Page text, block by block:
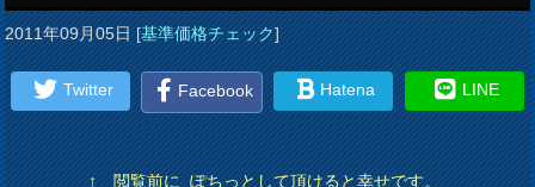
2011年09月05日[基準価格チェック]
Twitter Facebook Hatena LINE
↑ 閲覧前に ぽちっとして頂けると幸せです。